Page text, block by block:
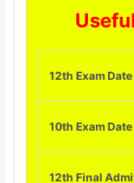
12th Exam
10th Exam
12th Final